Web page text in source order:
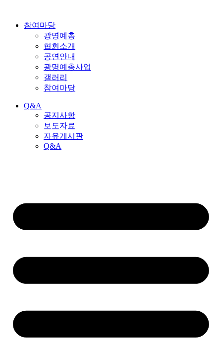
참여마당
광명예총
협회소개
공연안내
광명예총사업
갤러리
참여마당
Q&A
공지사항
보도자료
자유게시판
Q&A